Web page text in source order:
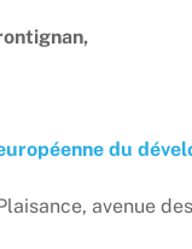
du
avenue